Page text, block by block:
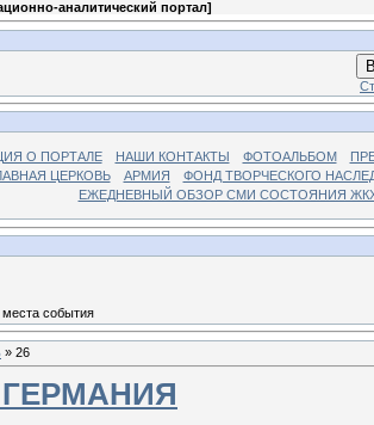
аналитический портал]
О ПОРТАЛЕ НАШИ КОНТАКТЫ ФОТОАЛЬБОМ
ЦЕРКОВЬ
АРМИЯ
ФОНД ТВОРЧЕСКОГО
ЕЖЕДНЕВНЫЙ ОБЗОР СМИ СОСТОЯНИЯ
события
» 26